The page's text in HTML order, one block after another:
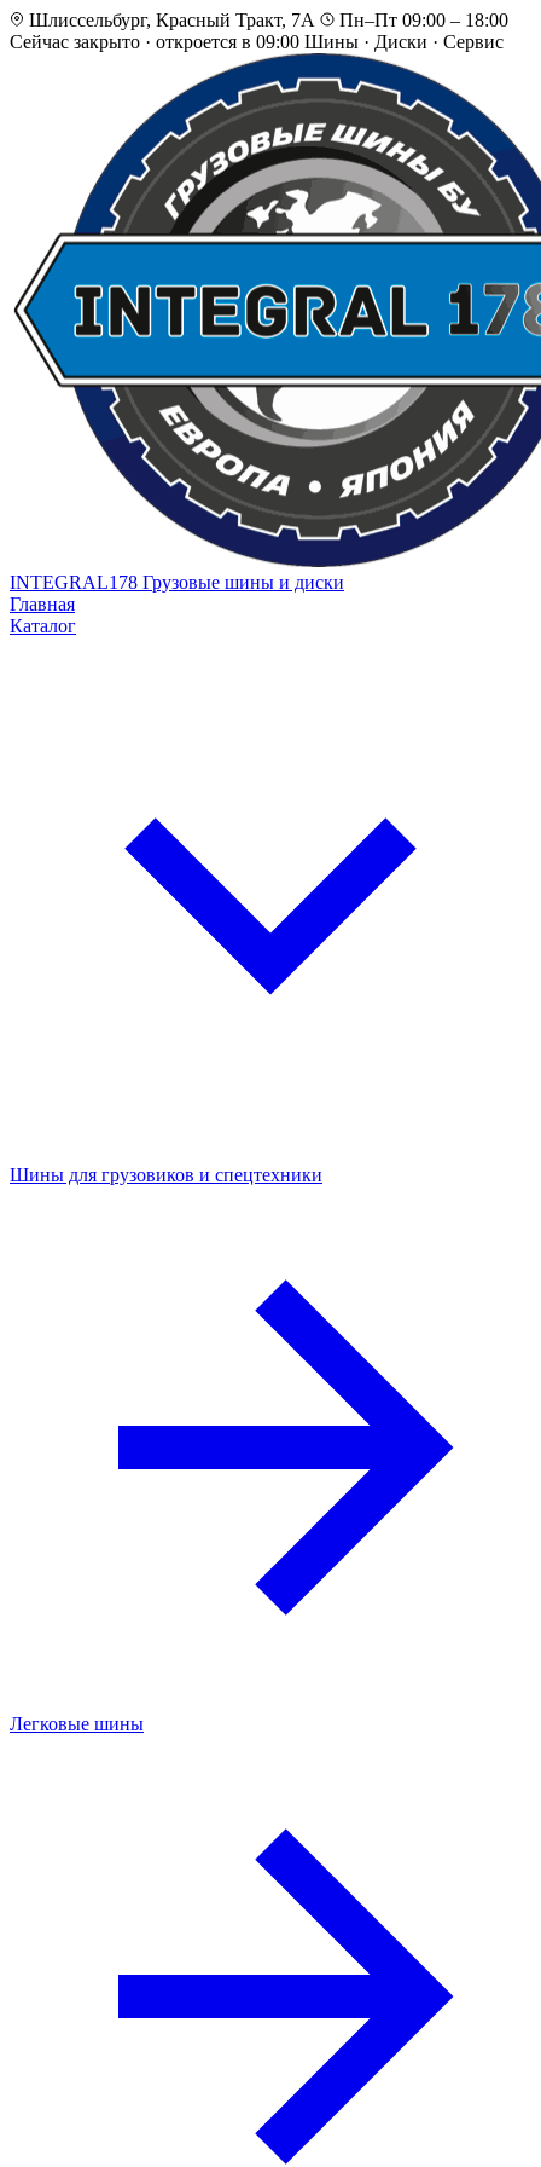
Шлиссельбург, Красный Тракт, 7А
Пн–Пт 09:00 – 18:00
Сейчас закрыто · откроется в 09:00 Шины · Диски · Сервис
INTEGRAL178 Грузовые шины и диски
Главная
Каталог
Шины для грузовиков и спецтехники
Легковые шины